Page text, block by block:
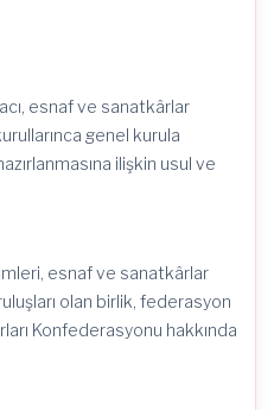
esnaf ve sanatkârlar
genel kurula
ilişkin usul ve
esnaf ve sanatkârlar
olan birlik, federasyon
Konfederasyonu hakkında